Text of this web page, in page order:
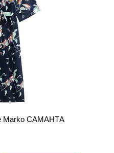
Marko САМАНТА